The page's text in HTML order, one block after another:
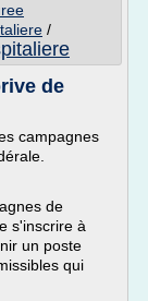
/
de
campagnes
de
s'inscrire à
un poste
qui